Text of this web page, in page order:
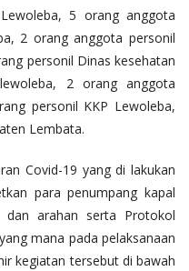
5 orang anggota
2 orang anggota personil
personil Dinas kesehatan
2 orang anggota
personil KKP Lewoleba,
Lembata.
Covid-19 yang di lakukan
para penumpang kapal
dan arahan serta Protokol
mana pada pelaksanaan
kegiatan tersebut di bawah